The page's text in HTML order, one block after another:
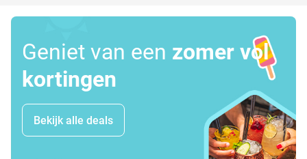
Geniet van een zomer vol
kortingen
Bekijk alle deals